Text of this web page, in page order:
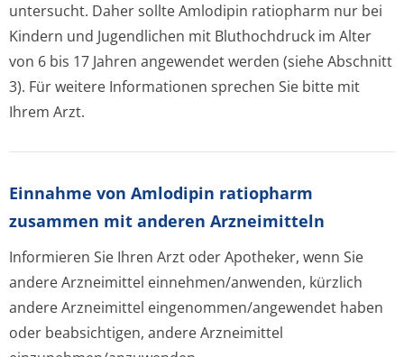
untersucht. Daher sollte Amlodipin ratiopharm nur bei
Kindern und Jugendlichen mit Bluthochdruck im Alter
von 6 bis 17 Jahren angewendet werden (siehe Abschnitt
3). Für weitere Informationen sprechen Sie bitte mit
Ihrem Arzt.
Einnahme von Amlodipin ratiopharm
zusammen mit anderen Arzneimitteln
Informieren Sie Ihren Arzt oder Apotheker, wenn Sie
andere Arzneimittel einnehmen/anwenden, kürzlich
andere Arzneimittel eingenommen/an­gewendet haben
oder beabsichtigen, andere Arzneimittel